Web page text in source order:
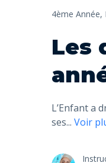
4ème Année,
Les
L’Enfant a
ses... Voir